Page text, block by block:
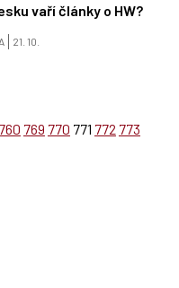
vaří články o HW?
21. 10.
760 769 770 771 772 773